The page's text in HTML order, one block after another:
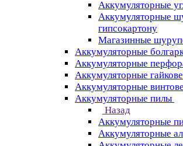
Аккумуляторные
Аккумуляторные
гипсокартону
Магазинные
Аккумуляторные
Аккумуляторные
Аккумуляторные
Аккумуляторные
Аккумуляторные пилы
Назад
Аккумуляторные
Аккумуляторные